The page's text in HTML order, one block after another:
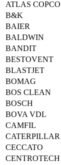
ATLAS COPCO
B&K
BAIER
BALDWIN
BANDIT
BESTOVENT
BLASTJET
BOMAG
BOS CLEAN
BOSCH
BOVA VDL
CAMFIL
CATERPILLAR
CECCATO
CENTROTECH